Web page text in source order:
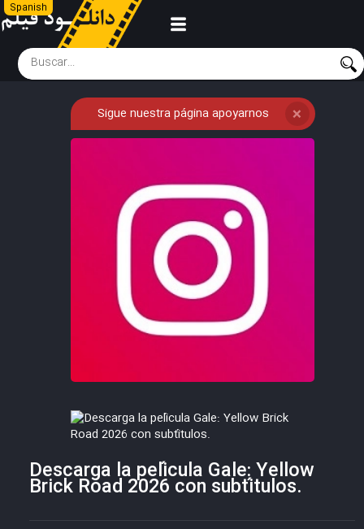
Spanish
Sigue nuestra página apoyarnos ❌
Descarga la película Gale: Yellow
Brick Road 2026 con subtítulos.